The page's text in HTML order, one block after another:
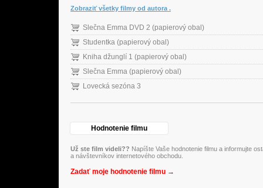
Zobraziť všetky filmy od autora .
Slečna Emma DVD 2 (papierový obal)
Studentka (papierový obal)
Kniha džunglí 1 (papierový obal)
Slečna Emma (papierový obal)
Lovecká sezóna 3
Hodnotenie filmu
Už ste film videli?? Napíšte Vaše hodnotenie filmu a informujte
a návštevníkov internetového obchodu.
Zadať moje hodnotenie filmu →